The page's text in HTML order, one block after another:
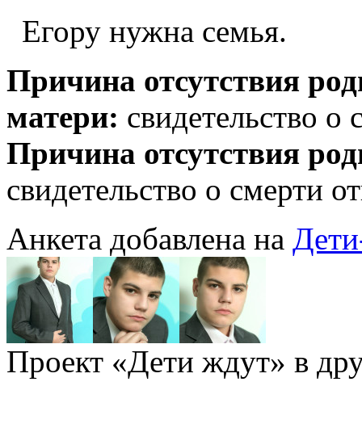
Егору нужна семья.
Причина отсутствия
матери: свидетельство о
Причина отсутствия
свидетельство о смерти
Анкета добавлена на
Проект «Дети ждут» в